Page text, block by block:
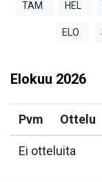
TAM HEL
ELO
Elokuu 2026
Pvm Ottelu
Ei otteluita